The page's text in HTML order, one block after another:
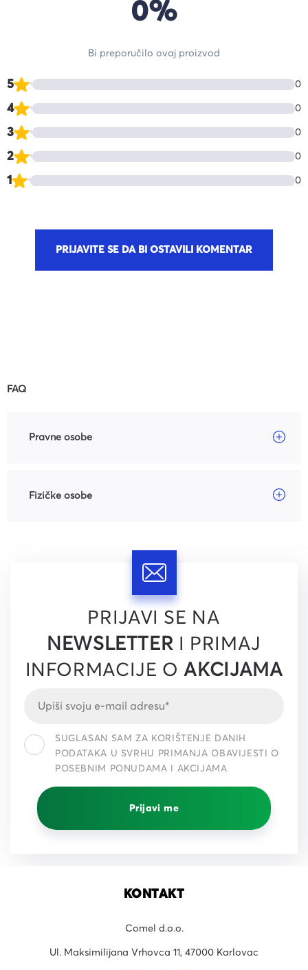
5 0
4 0
3 0
2 0
1 0
0%
Bi preporučilo ovaj proizvod
PRIJAVITE SE DA BI OSTAVILI KOMENTAR
FAQ
Pravne osobe
Fizičke osobe
PRIJAVI SE NA
NEWSLETTER I PRIMAJ
INFORMACIJE OAKCIJAMA
SUGLASAN SAM ZA KORIŠTENJE DANIH
PODATAKA U SVRHU PRIMANJA OBAVIJESTI O
POSEBNIM PONUDAMA I AKCIJAMA
Prijavi me
KONTAKT
Comel d.o.o.
Ul. Maksimilijana Vrhovca 11, 47000 Karlovac